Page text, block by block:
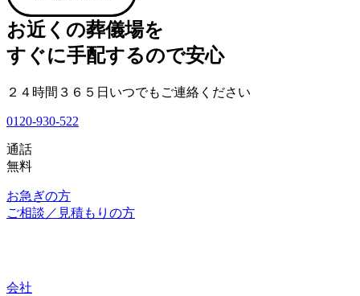
お近くの葬儀場を
すぐに手配するので安心
２４時間３６５日いつでもご連絡ください
0120-930-522
通話
無料
お急ぎの方
ご相談／見積もりの方
会社